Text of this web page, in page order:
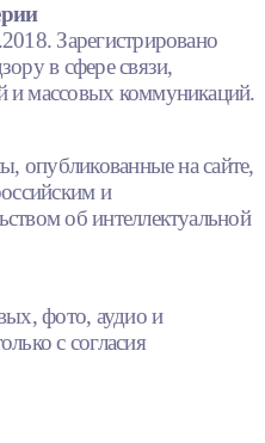
Зарегистрировано
в сфере связи,
и массовых коммуникаций.
опубликованные на сайте,
и
об интеллектуальной
фото, аудио и
с согласия